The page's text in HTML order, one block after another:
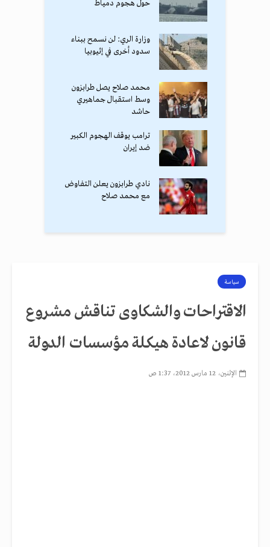
حول هجوم دمياط
وزارة الري: لن نسمح ببناء
سدود أخرى في إثيوبيا
محمد صلاح يصل طرابزون
وسط استقبال جماهيري
حاشد
ترامب يوقف الهجوم الكبير
ضد إيران
نادي طرابزون يعلن التفاوض
مع محمد صلاح
سياسة
الاقتراحات والشكاوى تناقش مشروع
قانون لاعادة هيكلة مؤسسات الدولة
الإثنين، 12 مارس 2012، 1:37 ص